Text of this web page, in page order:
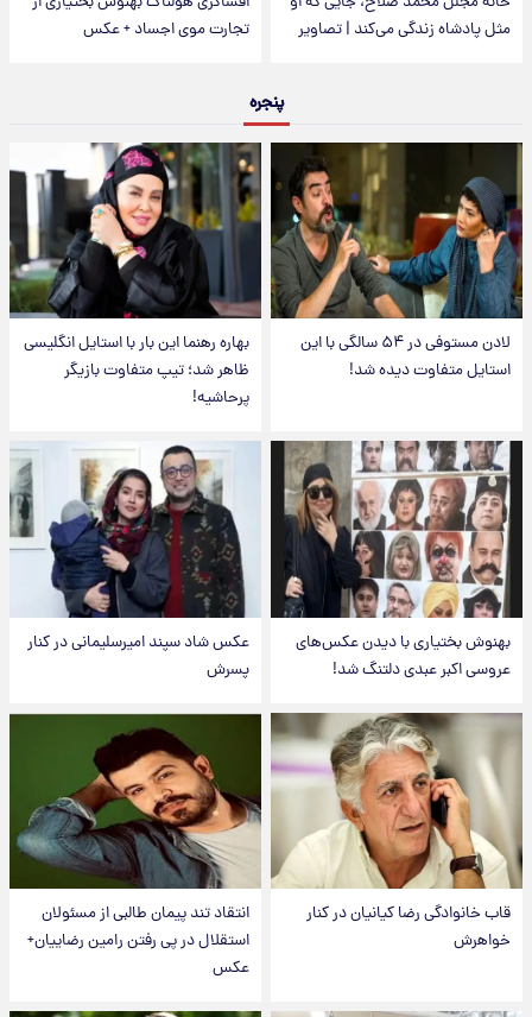
مثل پادشاه زندگی می‌کند | تصاویر
تجارت موی اجساد + عکس
پنجره
لادن مستوفی در ۵۴ سالگی با این
استایل متفاوت دیده شد!
بهاره رهنما این بار با استایل انگلیسی
ظاهر شد؛ تیپ متفاوت بازیگر
پرحاشیه!
بهنوش بختیاری با دیدن عکس‌های
عروسی اکبر عبدی دلتنگ شد!
عکس شاد سپند امیرسلیمانی در کنار
پسرش
قاب خانوادگی رضا کیانیان در کنار
خواهرش
انتقاد تند پیمان طالبی از مسئولان
استقلال در پی رفتن رامین رضاییان+
عکس